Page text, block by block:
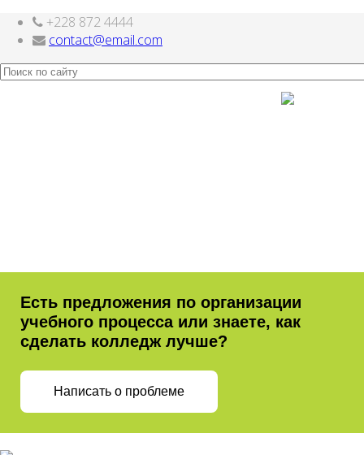
Компоненты, модули, шаблоны и другие
+228 872 4444
contact@email.com
Есть предложения по организации
учебного процесса или знаете, как
сделать колледж лучше?
Написать о проблеме